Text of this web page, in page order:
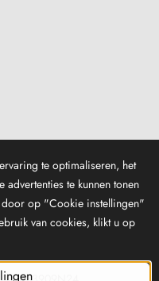
te optimaliseren, het
advertenties te kunnen tonen
op "Cookie instellingen"
van cookies, klikt u op